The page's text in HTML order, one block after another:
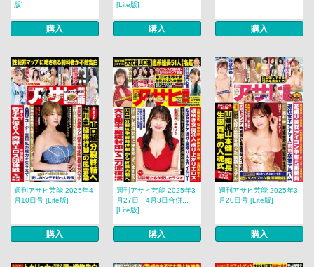
版]
購入
[Lite版]
購入 購入
週刊アサヒ芸能 2025年4
月10日号 [Lite版]
購入
週刊アサヒ芸能 2025年3
月27日・4月3日合併...
[Lite版]
購入
週刊アサヒ芸能 2025年3
月20日号 [Lite版]
購入